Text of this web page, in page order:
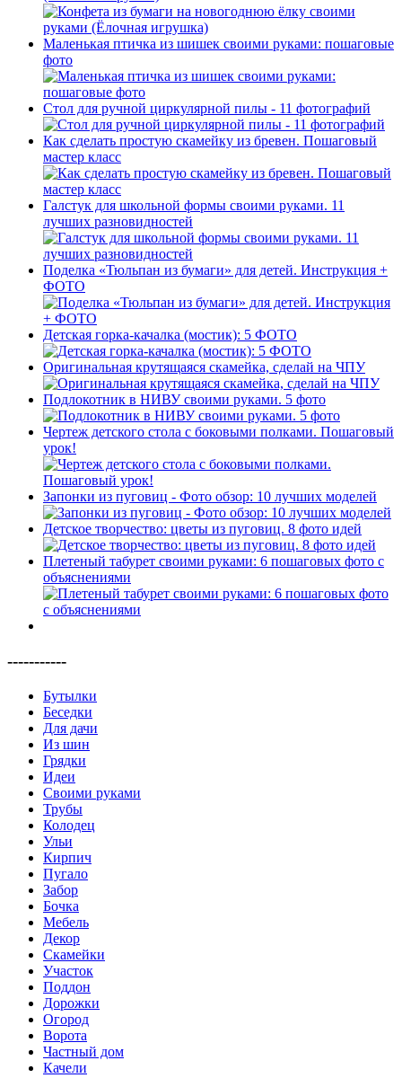
Маленькая птичка из шишек своими руками: пошаговые
фото
Стол для ручной циркулярной пилы - 11 фотографий
Как сделать простую скамейку из бревен. Пошаговый
мастер класс
Галстук для школьной формы своими руками. 11
лучших разновидностей
Поделка «Тюльпан из бумаги» для детей. Инструкция +
ФОТО
Детская горка-качалка (мостик): 5 ФОТО
Оригинальная крутящаяся скамейка, сделай на ЧПУ
Подлокотник в НИВУ своими руками. 5 фото
Чертеж детского стола с боковыми полками. Пошаговый
урок!
Запонки из пуговиц - Фото обзор: 10 лучших моделей
Детское творчество: цветы из пуговиц. 8 фото идей
Плетеный табурет своими руками: 6 пошаговых фото с
объяснениями
-----------
Бутылки
Беседки
Для дачи
Из шин
Грядки
Идеи
Своими руками
Трубы
Колодец
Ульи
Кирпич
Пугало
Забор
Бочка
Мебель
Декор
Скамейки
Участок
Поддон
Дорожки
Огород
Ворота
Частный дом
Качели